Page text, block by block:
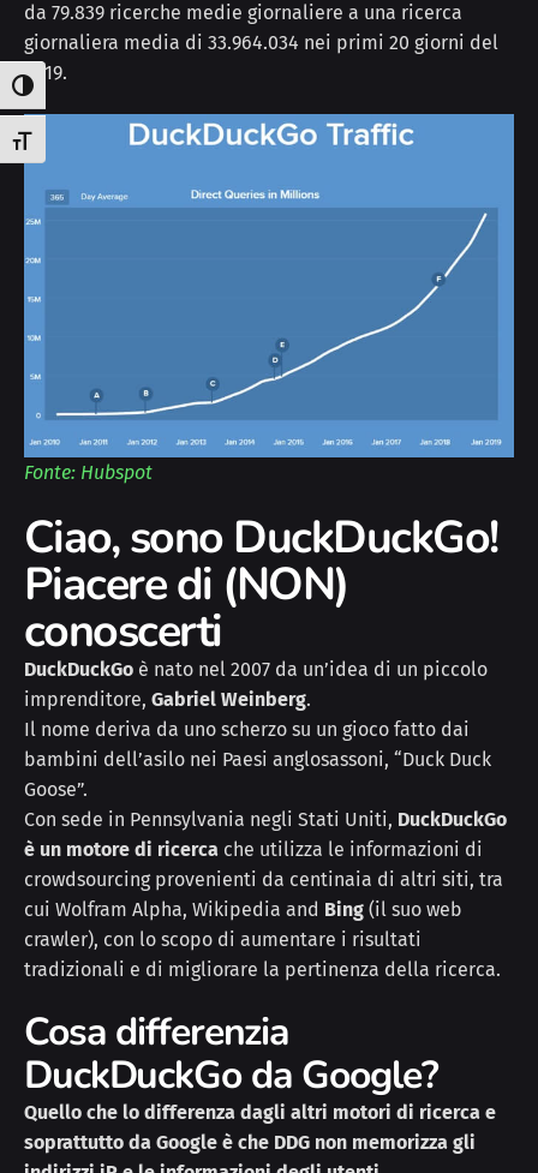
Attiva/disattiva alto contrasto
Attiva/disattiva dimensione testo
da 79.839 ricerche medie giornaliere a una ricerca
giornaliera media di 33.964.034 nei primi 20 giorni del
2019.
Fonte: Hubspot
Ciao, sono DuckDuckGo!
Piacere di (NON)
conoscerti
DuckDuckGo è nato nel 2007 da un’idea di un piccolo
imprenditore, Gabriel Weinberg.
Il nome deriva da uno scherzo su un gioco fatto dai
bambini dell’asilo nei Paesi anglosassoni, “Duck Duck
Goose”.
Con sede in Pennsylvania negli Stati Uniti, DuckDuckGo
è un motore di ricerca che utilizza le informazioni di
crowdsourcing provenienti da centinaia di altri siti, tra
cui Wolfram Alpha, Wikipedia and Bing (il suo web
crawler), con lo scopo di aumentare i risultati
tradizionali e di migliorare la pertinenza della ricerca.
Cosa differenzia
DuckDuckGo da Google?
Quello che lo differenza dagli altri motori di ricerca e
soprattutto da Google è che DDG non memorizza gli